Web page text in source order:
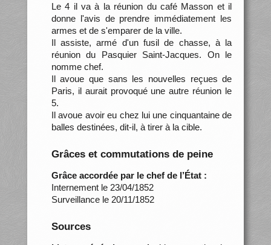
Le 4 il va à la réunion du café Masson et il
donne l'avis de prendre immédiatement les
armes et de s'emparer de la ville.
Il assiste, armé d'un fusil de chasse, à la
réunion du Pasquier Saint-Jacques. On le
nomme chef.
Il avoue que sans les nouvelles reçues de
Paris, il aurait provoqué une autre réunion le
5.
Il avoue avoir eu chez lui une cinquantaine de
balles destinées, dit-il, à tirer à la cible.
Grâces et commutations de peine
Grâce accordée par le chef de l’État :
Internement le 23/04/1852
Surveillance le 20/11/1852
Sources